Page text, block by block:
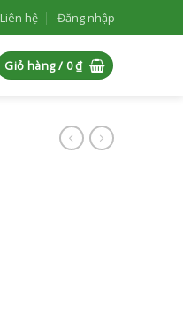
Liên hệ Đăng nhập
Giỏ hàng / 0₫